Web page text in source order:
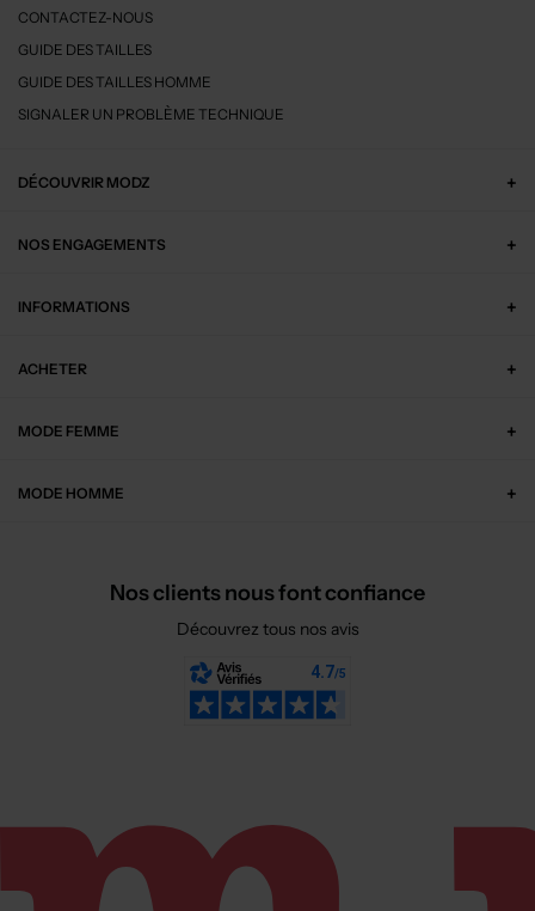
CONTACTEZ-NOUS
GUIDE DES TAILLES
GUIDE DES TAILLES HOMME
SIGNALER UN PROBLÈME TECHNIQUE
DÉCOUVRIR MODZ
NOS ENGAGEMENTS
INFORMATIONS
ACHETER
MODE FEMME
MODE HOMME
Nos clients nous font confiance
Découvrez tous nos avis